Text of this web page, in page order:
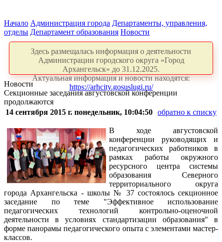
Начало Администрация города Департаменты, управления,
отделы Департамент образования Новости
Здесь размещалась информация о деятельности
Администрации городского округа «Город
Архангельск» до 31.12.2025.
Актуальная информация и новости находятся:
https://arhcity.gosuslugi.ru/
Новости
Секционные заседания августовской конференции
продолжаются
14 сентября 2015 г. понедельник, 10:04:50 обратно к списку
В ходе августовской
конференции руководящих и
педагогических работников в
рамках работы окружного
ресурсного центра системы
образования Северного
территориального округа
города Архангельска - школы № 37 состоялось секционное
заседание по теме "Эффективное использование
педагогических технологий контрольно-оценочной
деятельности в условиях стандартизации образования" в
форме панорамы педагогического опыта с элементами мастер-
классов.